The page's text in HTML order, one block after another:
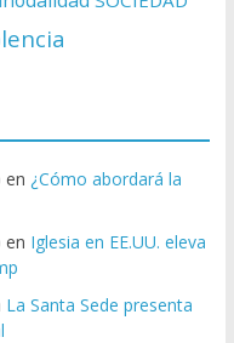
en ¿Cómo abordará la
en Iglesia en EE.UU. eleva
La Santa Sede presenta